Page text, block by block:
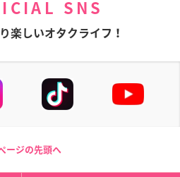
SNS
楽しいオタクライフ！
ージの先頭へ